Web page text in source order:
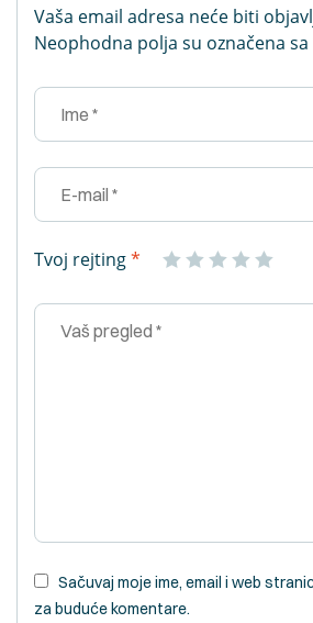
Vaša email adresa neće biti
Neophodna polja su označena sa
Tvoj rejting*
Sačuvaj moje ime, email i web
za buduće komentare.